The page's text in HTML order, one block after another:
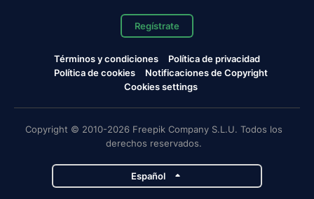
Regístrate
Términos y condiciones
Política de privacidad
Política de cookies
Notificaciones de Copyright
Cookies settings
Copyright © 2010-2026 Freepik Company S.L.U. Todos los
derechos reservados.
Español